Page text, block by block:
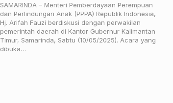
SAMARINDA – Menteri Pemberdayaan Perempuan
dan Perlindungan Anak (PPPA) Republik Indonesia,
Hj. Arifah Fauzi berdiskusi dengan perwakilan
pemerintah daerah di Kantor Gubernur Kalimantan
Timur, Samarinda, Sabtu (10/05/2025). Acara yang
dibuka…